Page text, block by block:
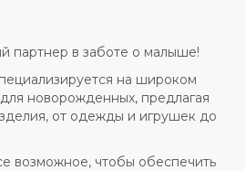
партнер в заботе о малыше!
на широком
новорожденных, предлагая
от одежды и игрушек до
возможное, чтобы обеспечить